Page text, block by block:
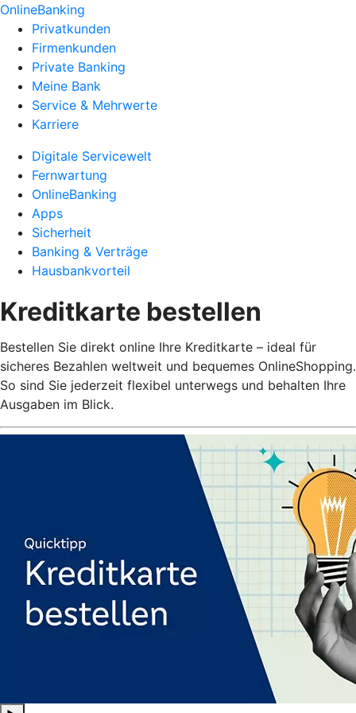
OnlineBanking
Privatkunden
Firmenkunden
Private Banking
Meine Bank
Service & Mehrwerte
Karriere
Digitale Servicewelt
Fernwartung
OnlineBanking
Apps
Sicherheit
Banking & Verträge
Hausbankvorteil
Kreditkarte bestellen
Bestellen Sie direkt online Ihre Kreditkarte – ideal für
sicheres Bezahlen weltweit und bequemes OnlineShopping.
So sind Sie jederzeit flexibel unterwegs und behalten Ihre
Ausgaben im Blick.